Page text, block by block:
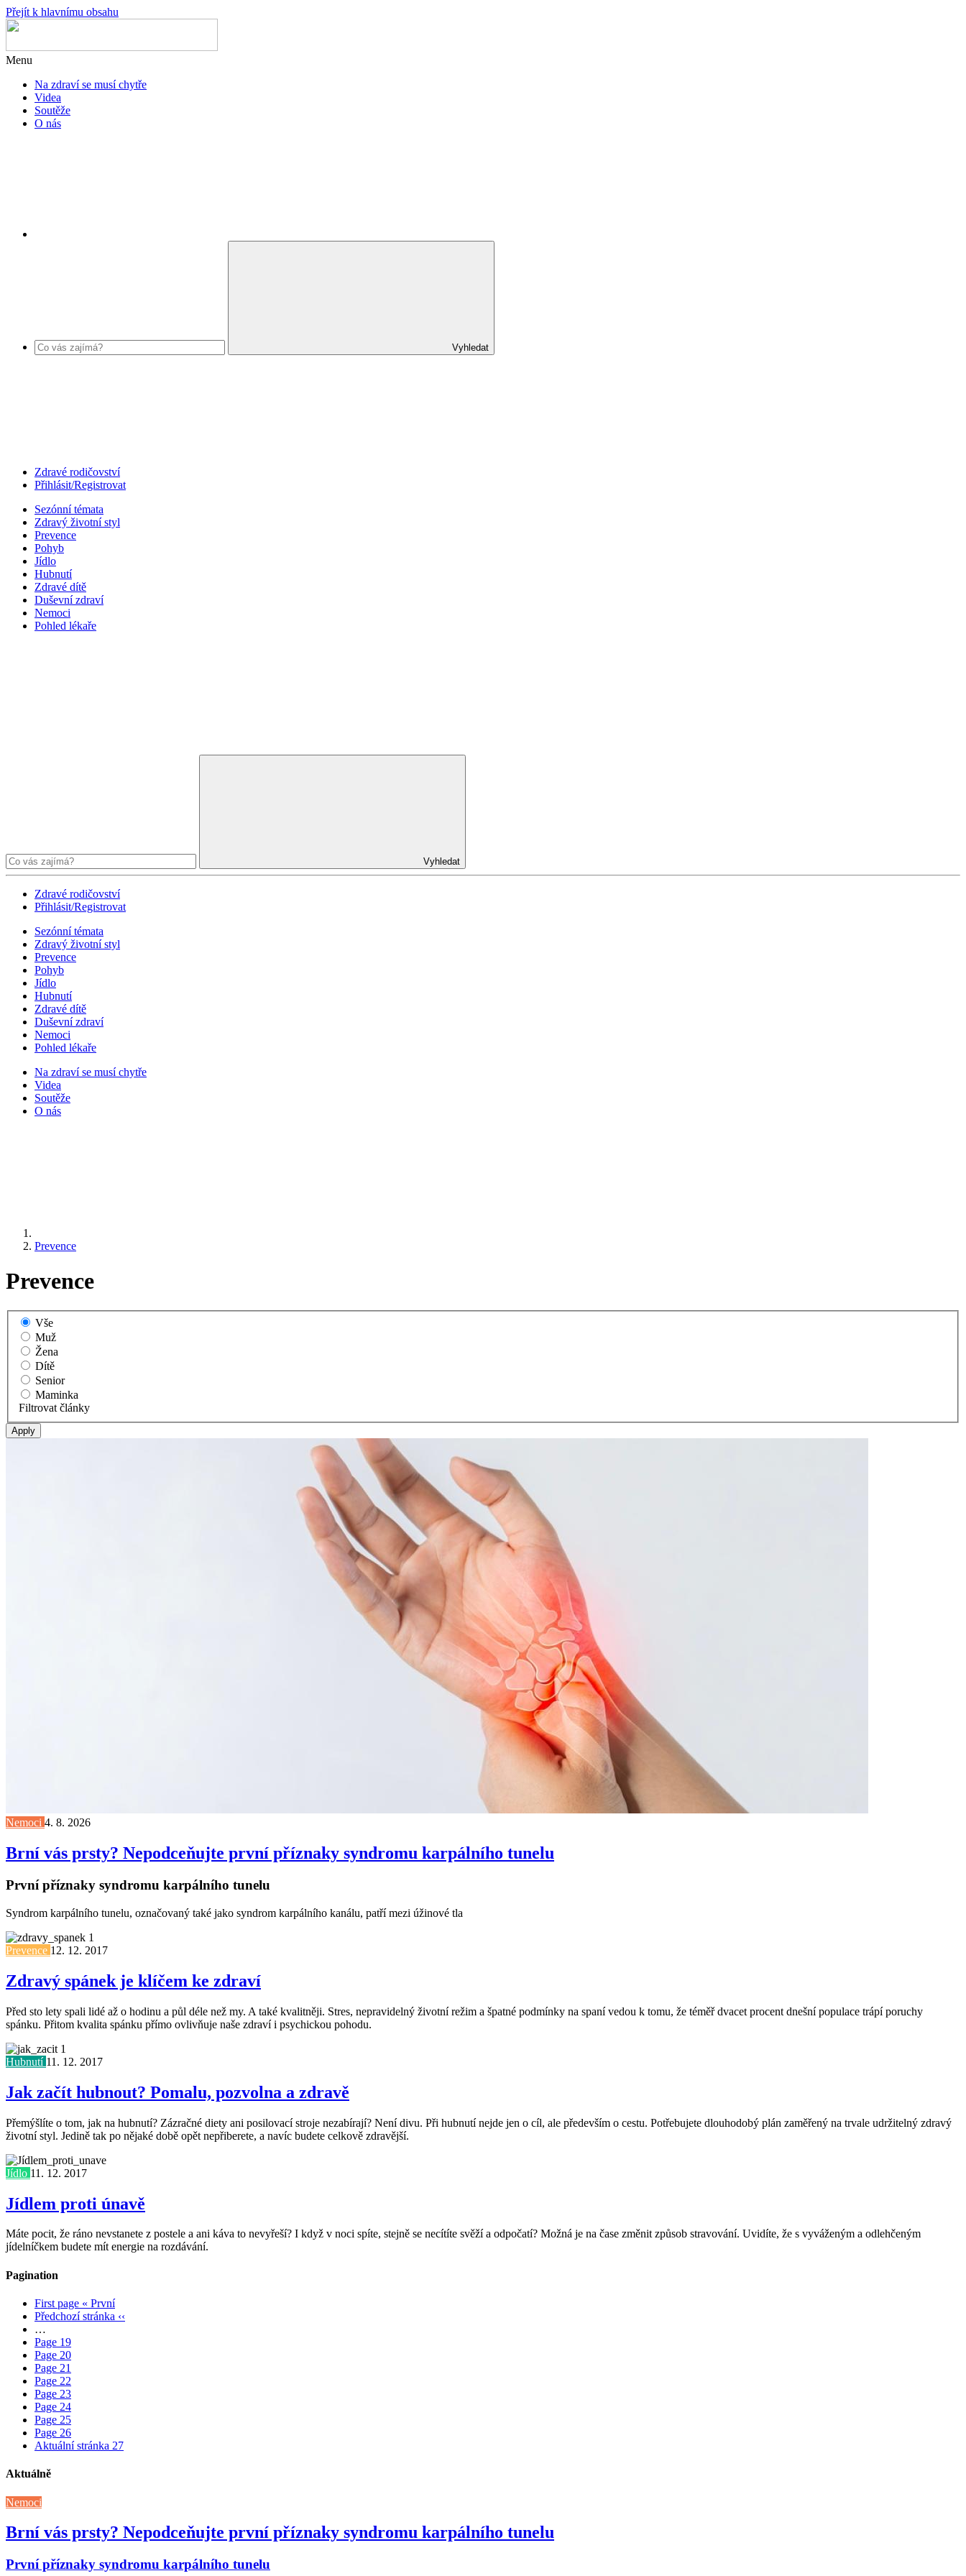
Přejít k hlavnímu obsahu
Menu
Na zdraví se musí chytře
Videa
Soutěže
O nás
Vyhledat
Zdravé rodičovství
Přihlásit/Registrovat
Sezónní témata
Zdravý životní styl
Prevence
Pohyb
Jídlo
Hubnutí
Zdravé dítě
Duševní zdraví
Nemoci
Pohled lékaře
Vyhledat
Zdravé rodičovství
Přihlásit/Registrovat
Sezónní témata
Zdravý životní styl
Prevence
Pohyb
Jídlo
Hubnutí
Zdravé dítě
Duševní zdraví
Nemoci
Pohled lékaře
Na zdraví se musí chytře
Videa
Soutěže
O nás
Prevence
Prevence
Vše
Muž
Žena
Dítě
Senior
Maminka
Filtrovat články
Nemoci 4. 8. 2026
Brní vás prsty? Nepodceňujte první příznaky syndromu karpálního tunelu
První příznaky syndromu karpálního tunelu
Syndrom karpálního tunelu, označovaný také jako syndrom karpálního kanálu, patří mezi úžinové tla
Prevence 12. 12. 2017
Zdravý spánek je klíčem ke zdraví
Před sto lety spali lidé až o hodinu a půl déle než my. A také kvalitněji. Stres, nepravidelný životní režim a špatné podmínky na spaní vedou k tomu, že téměř dvacet procent dnešní populace trápí poruchy
spánku. Přitom kvalita spánku přímo ovlivňuje naše zdraví i psychickou pohodu.
Hubnutí 11. 12. 2017
Jak začít hubnout? Pomalu, pozvolna a zdravě
Přemýšlíte o tom, jak na hubnutí? Zázračné diety ani posilovací stroje nezabírají? Není divu. Při hubnutí nejde jen o cíl, ale především o cestu. Potřebujete dlouhodobý plán zaměřený na trvale udržitelný zdravý
životní styl. Jedině tak po nějaké době opět nepřiberete, a navíc budete celkově zdravější.
Jídlo 11. 12. 2017
Jídlem proti únavě
Máte pocit, že ráno nevstanete z postele a ani káva to nevyřeší? I když v noci spíte, stejně se necítíte svěží a odpočatí? Možná je na čase změnit způsob stravování. Uvidíte, že s vyváženým a odlehčeným
jídelníčkem budete mít energie na rozdávání.
Pagination
First page « První
Předchozí stránka ‹‹
…
Page 19
Page 20
Page 21
Page 22
Page 23
Page 24
Page 25
Page 26
Aktuální stránka 27
Aktuálně
Nemoci
Brní vás prsty? Nepodceňujte první příznaky syndromu karpálního tunelu
První příznaky syndromu karpálního tunelu